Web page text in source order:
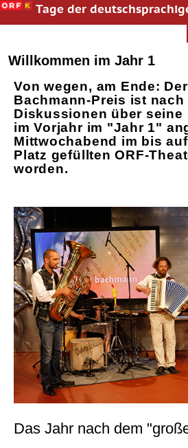
Tage der
Willkommen im Jahr 1
Von wegen, am Ende:
Bachmann-Preis ist nach
Diskussionen über seine
im Vorjahr im "Jahr 1"
Mittwochabend im bis
Platz gefüllten ORF-
worden.
Das Jahr nach dem